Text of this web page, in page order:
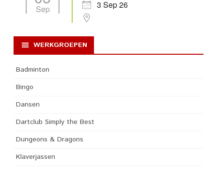
Sep
3 Sep 26
WERKGROEPEN
Badminton
Bingo
Dansen
Dartclub Simply the Best
Dungeons & Dragons
Klaverjassen